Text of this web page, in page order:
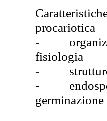
procariotica
-
fisiologia
-
-
germinazione